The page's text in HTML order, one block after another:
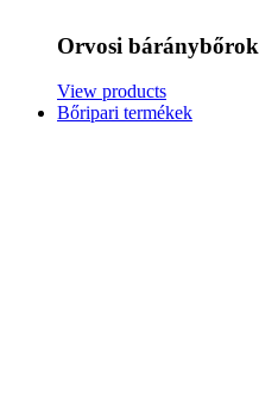
Orvosi báránybőrok
View products
Bőripari termékek